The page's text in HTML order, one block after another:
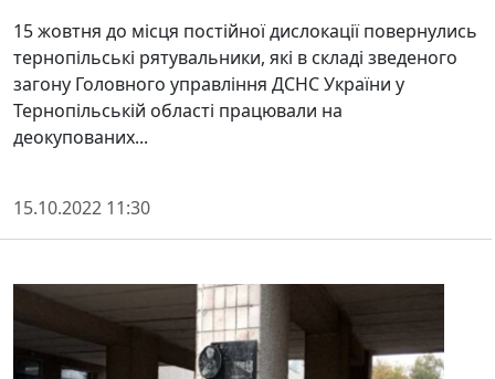
15 жовтня до місця постійної дислокації повернулись
тернопільські рятувальники, які в складі зведеного
загону Головного управління ДСНС України у
Тернопільській області працювали на
деокупованих...
15.10.2022 11:30